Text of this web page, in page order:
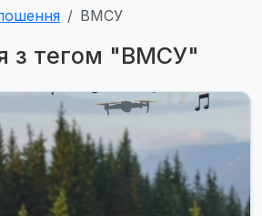
ВМСУ
з тегом "ВМСУ"